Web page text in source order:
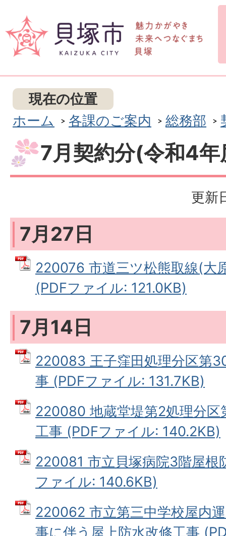
現在の位置
ホーム
各課のご案内 総務部
7月契約分(令和4
更新
7月27日
220076 市道三ツ松熊取線(大
(PDFファイル: 121.0KB)
7月14日
220083 王子窪田処理分区第
事 (PDFファイル: 131.7KB)
220080 地蔵堂堤第2処理分区
工事 (PDFファイル: 140.2KB)
220081 市立貝塚病院3階屋根
ファイル: 140.6KB)
220062 市立第三中学校屋内
事に伴う屋上防水改修工事